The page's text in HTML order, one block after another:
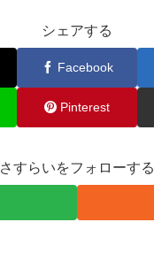
シェアする
Facebook
Pinterest
さすらいをフォローする